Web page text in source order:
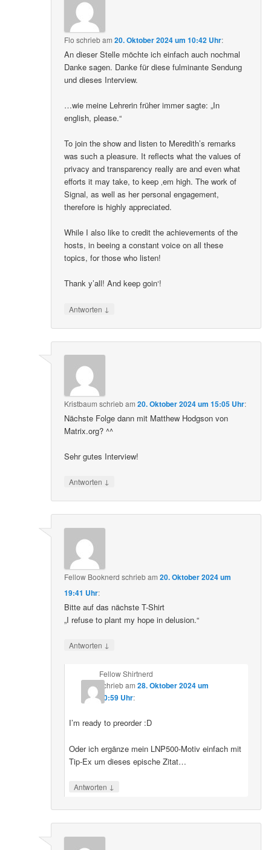
Flo schriebam20. Oktober 2024 um 10:42 Uhr:
An dieser Stelle möchte ich einfach auch nochmal
Danke sagen. Danke für diese fulminante Sendung
und dieses Interview.
…wie meine Lehrerin früher immer sagte: „In
english, please.“
To join the show and listen to Meredith’s remarks
was such a pleasure. It reflects what the values of
privacy and transparency really are and even what
efforts it may take, to keep ‚em high. The work of
Signal, as well as her personal engagement,
therefore is highly appreciated.
While I also like to credit the achievements of the
hosts, in beeing a constant voice on all these
topics, for those who listen!
Thank y’all! And keep goin‘!
Antworten ↓
Kristbaum schriebam20. Oktober 2024 um 15:05 Uhr:
Nächste Folge dann mit Matthew Hodgson von
Matrix.org? ^^
Sehr gutes Interview!
Antworten ↓
Fellow Booknerd schriebam20. Oktober 2024 um
19:41 Uhr:
Bitte auf das nächste T-Shirt
„I refuse to plant my hope in delusion.“
Antworten ↓
Fellow Shirtnerd
schriebam 28. Oktober 2024 um
10:59 Uhr:
I’m ready to preorder :D
Oder ich ergänze mein LNP500-Motiv einfach mit
Tip-Ex um dieses epische Zitat…
Antworten ↓